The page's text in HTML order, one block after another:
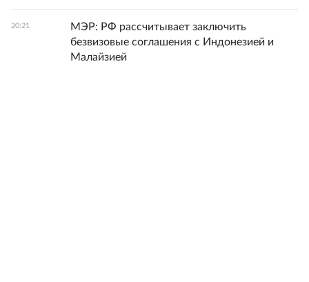
20:21
МЭР: РФ рассчитывает заключить
безвизовые соглашения с Индонезией и
Малайзией